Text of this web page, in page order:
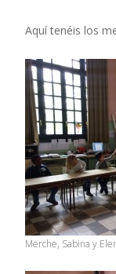
Aquí tenéis los
Merche, Sabina y